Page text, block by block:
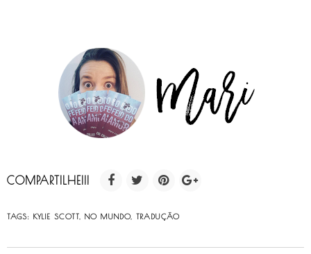
COMPARTILHE!!!
TAGS: KYLIE SCOTT NO MUNDO TRADUÇÃO